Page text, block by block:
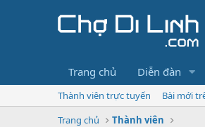
Trang chủ Diễn đàn
Thành viên trực tuyến Bài mới
Trang chủ
Thành viên